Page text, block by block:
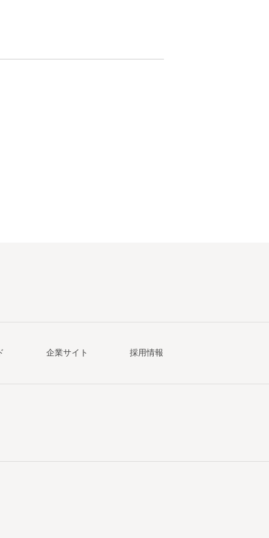
企業サイト 採用情報